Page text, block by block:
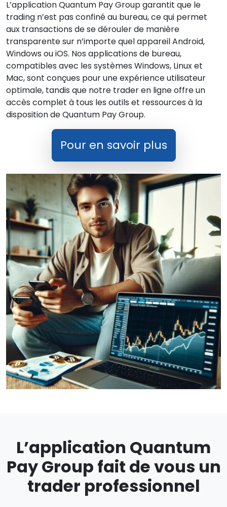
L’application Quantum Pay Group garantit que le
trading n’est pas confiné au bureau, ce qui permet
aux transactions de se dérouler de manière
transparente sur n’importe quel appareil Android,
Windows ou iOS. Nos applications de bureau,
compatibles avec les systèmes Windows, Linux et
Mac, sont conçues pour une expérience utilisateur
optimale, tandis que notre trader en ligne offre un
accès complet à tous les outils et ressources à la
disposition de Quantum Pay Group.
Pour en savoir plus
L’application Quantum
Pay Group fait de vous un
trader professionnel